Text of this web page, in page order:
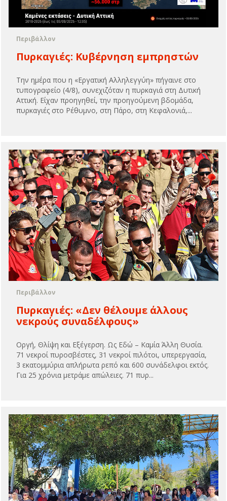
Περιβάλλον
Πυρκαγιές: Kυβέρνηση εμπρηστών
Την ημέρα που η «Εργατική Αλληλεγγύη» πήγαινε στο
τυπογραφείο (4/8), συνεχιζόταν η πυρκαγιά στη Δυτική
Αττική. Είχαν προηγηθεί, την προηγούμενη βδομάδα,
πυρκαγιές στο Ρέθυμνο, στη Πάρο, στη Κεφαλονιά,...
Περιβάλλον
Πυρκαγιές: «Δεν θέλουμε άλλους
νεκρούς συναδέλφους»
Οργή, Θλίψη και Εξέγερση. Ως Εδώ – Καμία Άλλη Θυσία.
71 νεκροί πυροσβέστες, 31 νεκροί πιλότοι, υπερεργασία,
3 εκατομμύρια απλήρωτα ρεπό και 600 συνάδελφοι εκτός.
Για 25 χρόνια μετράμε απώλειες. 71 πυρ...